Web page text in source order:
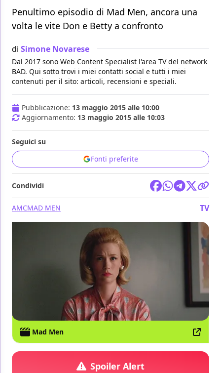
Penultimo episodio di Mad Men, ancora una
volta le vite Don e Betty a confronto
di Simone Novarese
Dal 2017 sono Web Content Specialist l'area TV del network
BAD. Qui sotto trovi i miei contatti social e tutti i miei
contenuti per il sito: articoli, recensioni e speciali.
Pubblicazione: 13 maggio 2015 alle 10:00
Aggiornamento: 13 maggio 2015 alle 10:03
Seguici su
Fonti preferite
Condividi
AMCMAD MEN TV
Mad Men
Spoiler Alert